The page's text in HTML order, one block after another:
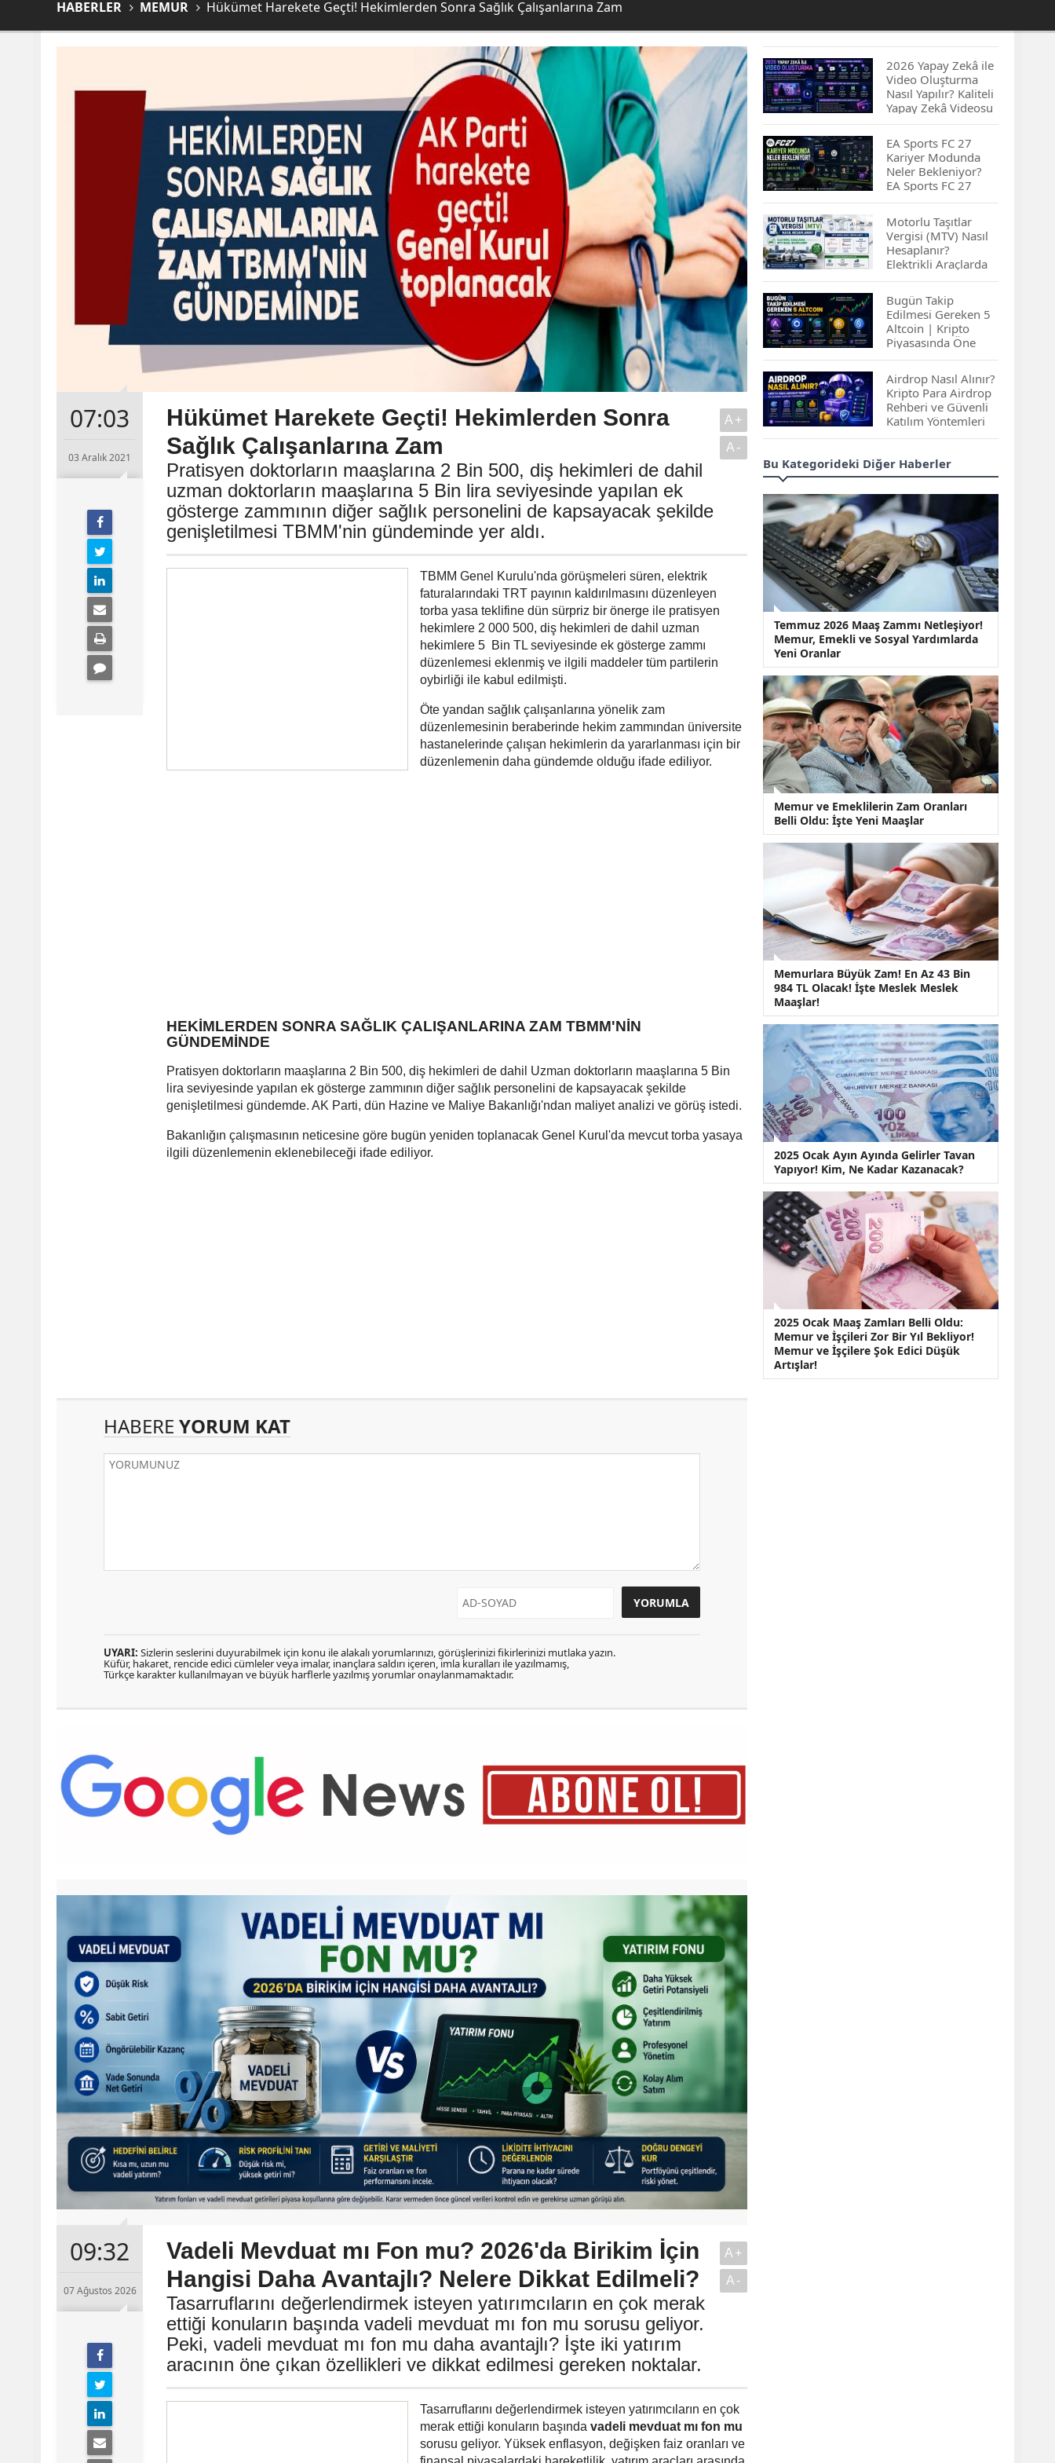
HABERLER MEMUR Hükümet Harekete Geçti! Hekimlerden Sonra Sağlık Çalışanlarına Zam
07:03
03 Aralık 2021
Hükümet Harekete Geçti! Hekimlerden Sonra
Sağlık Çalışanlarına Zam
Pratisyen doktorların maaşlarına 2 Bin 500, diş hekimleri de dahil
uzman doktorların maaşlarına 5 Bin lira seviyesinde yapılan ek
gösterge zammının diğer sağlık personelini de kapsayacak şekilde
genişletilmesi TBMM'nin gündeminde yer aldı.
A+
A-
TBMM Genel Kurulu'nda görüşmeleri süren, elektrik
faturalarındaki TRT payının kaldırılmasını düzenleyen
torba yasa teklifine dün sürpriz bir önerge ile pratisyen
hekimlere 2 000 500, diş hekimleri de dahil uzman
hekimlere 5 Bin TL seviyesinde ek gösterge zammı
düzenlemesi eklenmiş ve ilgili maddeler tüm partilerin
oybirliği ile kabul edilmişti.
Öte yandan sağlık çalışanlarına yönelik zam
düzenlemesinin beraberinde hekim zammından üniversite
hastanelerinde çalışan hekimlerin da yararlanması için bir
düzenlemenin daha gündemde olduğu ifade ediliyor.
HEKİMLERDEN SONRA SAĞLIK ÇALIŞANLARINA ZAM TBMM'NİN
GÜNDEMİNDE
Pratisyen doktorların maaşlarına 2 Bin 500, diş hekimleri de dahil Uzman doktorların maaşlarına 5 Bin
lira seviyesinde yapılan ek gösterge zammının diğer sağlık personelini de kapsayacak şekilde
genişletilmesi gündemde. AK Parti, dün Hazine ve Maliye Bakanlığı'ndan maliyet analizi ve görüş istedi.
Bakanlığın çalışmasının neticesine göre bugün yeniden toplanacak Genel Kurul'da mevcut torba yasaya
ilgili düzenlemenin eklenebileceği ifade ediliyor.
HABERE YORUM KAT
UYARI: Sizlerin seslerini duyurabilmek için konu ile alakalı yorumlarınızı, görüşlerinizi fikirlerinizi mutlaka yazın.
Küfür, hakaret, rencide edici cümleler veya imalar, inançlara saldırı içeren, imla kuralları ile yazılmamış,
Türkçe karakter kullanılmayan ve büyük harflerle yazılmış yorumlar onaylanmamaktadır.
09:32
07 Ağustos 2026
Vadeli Mevduat mı Fon mu? 2026'da Birikim İçin
Hangisi Daha Avantajlı? Nelere Dikkat Edilmeli?
Tasarruflarını değerlendirmek isteyen yatırımcıların en çok merak
ettiği konuların başında vadeli mevduat mı fon mu sorusu geliyor.
Peki, vadeli mevduat mı fon mu daha avantajlı? İşte iki yatırım
aracının öne çıkan özellikleri ve dikkat edilmesi gereken noktalar.
A+
A-
Tasarruflarını değerlendirmek isteyen yatırımcıların en çok
merak ettiği konuların başında vadeli mevduat mı fon mu
sorusu geliyor. Yüksek enflasyon, değişken faiz oranları ve
2026 Yapay Zekâ ile
Video Oluşturma
Nasıl Yapılır? Kaliteli
Yapay Zekâ Videosu
Hazırlamanın
İpuçları...
EA Sports FC 27
Kariyer Modunda
Neler Bekleniyor?
EA Sports FC 27
Kariyer Modu
Yenilikleri…
Motorlu Taşıtlar
Vergisi (MTV) Nasıl
Hesaplanır?
Elektrikli Araçlarda
MTV Nasıl
Hesaplanır? MTV
Borcu Nasıl
Sorgulanır?
Bugün Takip
Edilmesi Gereken 5
Altcoin | Kripto
Piyasasında Öne
Çıkan Projeler
Airdrop Nasıl Alınır?
Kripto Para Airdrop
Rehberi ve Güvenli
Katılım Yöntemleri
Spot ve Vadeli İşlem
Arasındaki Farklar |
İçin Daha Uygun?
ABD-İran Anlaşması
Sonrası Altın Rekora
Koştu, Petrol
Fiyatları Sert Düştü
Temmuz 2026 Maaş
Zammı Netleşiyor!
Memur, Emekli ve
Yeni Oranlar
KOSGEB’den
KOBİ’lere Dev
Finansman Hamlesi:
36 Ay Vadeli 30
Milyon TL Destek
Emekli Maaşlarında
Temmuz Hesabı:
Zam Oranı ve Taban
Aylık İçin Yeni
Senaryolar
Bu Kategorideki Diğer Haberler
Temmuz 2026 Maaş Zammı Netleşiyor!
Memur, Emekli ve Sosyal Yardımlarda
Yeni Oranlar
Memur ve Emeklilerin Zam Oranları
Belli Oldu: İşte Yeni Maaşlar
Memurlara Büyük Zam! En Az 43 Bin
984 TL Olacak! İşte Meslek Meslek
Maaşlar!
2025 Ocak Ayın Ayında Gelirler Tavan
Yapıyor! Kim, Ne Kadar Kazanacak?
2025 Ocak Maaş Zamları Belli Oldu:
Memur ve İşçileri Zor Bir Yıl Bekliyor!
Memur ve İşçilere Şok Edici Düşük
Artışlar!